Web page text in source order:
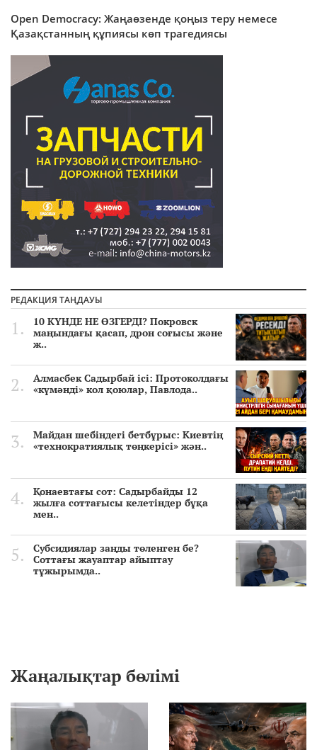
Оpen Democracy: Жаңаөзенде қоңыз теру немесе
Қазақстанның құпиясы көп трагедиясы
РЕДАКЦИЯ ТАҢДАУЫ
10 КҮНДЕ НЕ ӨЗГЕРДІ? Покровск
маңындағы қасап, дрон соғысы және
ж..
Алмасбек Садырбай ісі: Протоколдағы
«күмәнді» кол қоюлар, Павлода..
Майдан шебіндегі бетбұрыс: Киевтің
«технократиялық төңкерісі» жән..
Қонаевтағы сот: Садырбайды 12
жылға соттағысы келетіндер бұқа
мен..
Субсидиялар заңды төленген бе?
Соттағы жауаптар айыптау
тұжырымда..
Жаңалықтар бөлімі